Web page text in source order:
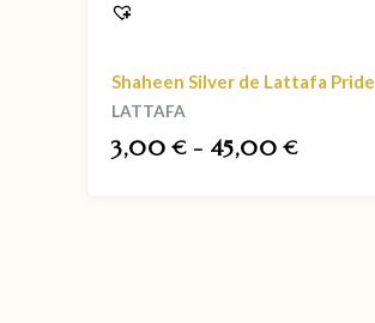
Shaheen Silver de Lattafa Pride
LATTAFA
3,00€ - 45,00€